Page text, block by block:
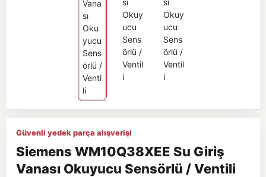
Güvenli yedek parça alışverişi
Siemens WM10Q38XEE Su Giriş
Vanası Okuyucu Sensörlü / Ventili